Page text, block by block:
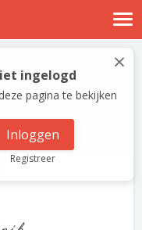
×
ingelogd
pagina te bekijken
Inloggen
Registreer